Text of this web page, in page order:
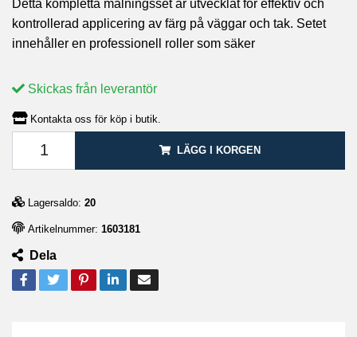
Detta kompletta målningsset är utvecklat för effektiv och
kontrollerad applicering av färg på väggar och tak. Setet
innehåller en professionell roller som säker
Skickas från leverantör
Kontakta oss för köp i butik.
LÄGG I KORGEN
Lagersaldo: 20
Artikelnummer: 1603181
Dela